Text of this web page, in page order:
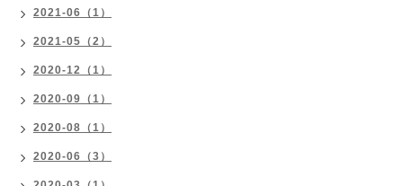
2021-06（1）
2021-05（2）
2020-12（1）
2020-09（1）
2020-08（1）
2020-06（3）